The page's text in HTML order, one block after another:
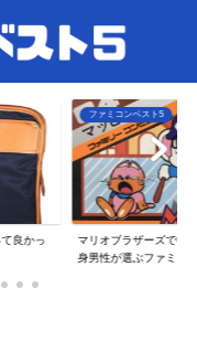
40代独
その他ベスト5
一人暮らしのアラサー
てよかったAmaz...